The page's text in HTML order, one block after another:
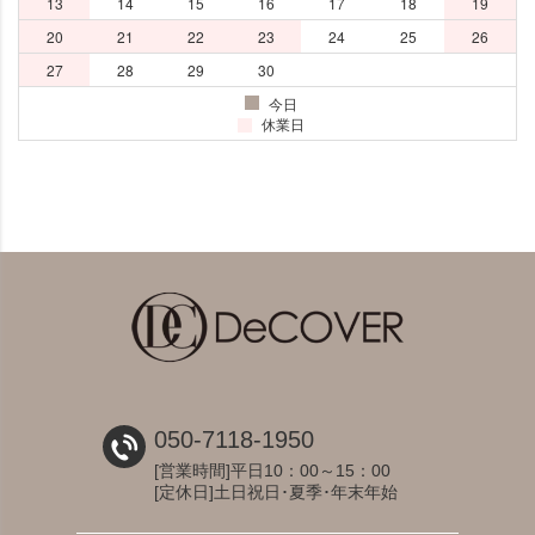
050-7118-1950
[営業時間]平日10：00～15：00
[定休日]土日祝日･夏季･年末年始